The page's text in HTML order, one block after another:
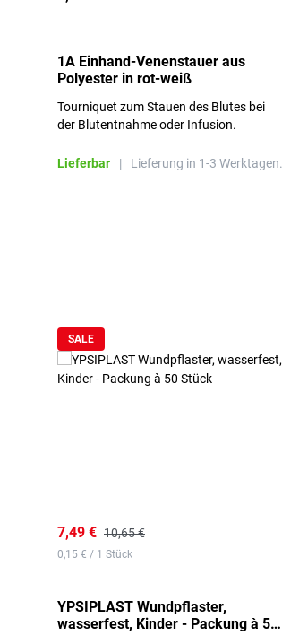
1A Einhand-Venenstauer aus
Polyester in rot-weiß
Tourniquet zum Stauen des Blutes bei
der Blutentnahme oder Infusion.
Lieferbar | Lieferung in 1-3 Werktagen.
SALE
7,49 € 10,65 €
0,15 € / 1 Stück
YPSIPLAST Wundpflaster,
wasserfest, Kinder - Packung à 50